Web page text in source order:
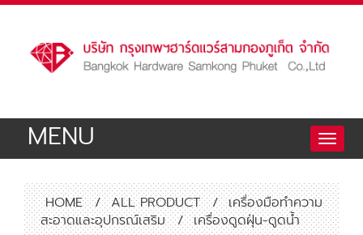
Toggle
MENU
HOME / ALL PRODUCT / เครื่องมือทำความ
สะอาดและอุปกรณ์เสริม
/ เครื่องดูดฝุ่น-ดูดน้ำ